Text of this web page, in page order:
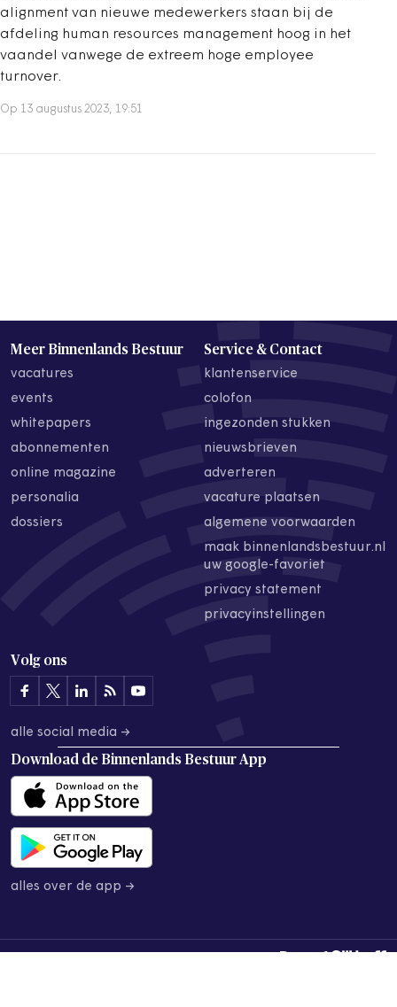
alignment van nieuwe medewerkers staan bij de
afdeling human resources management hoog in het
vaandel vanwege de extreem hoge employee
turnover.
Op 13 augustus 2023, 19:51
Meer Binnenlands Bestuur
vacatures
events
whitepapers
abonnementen
online magazine
personalia
dossiers
Service & Contact
klantenservice
colofon
ingezonden stukken
nieuwsbrieven
adverteren
vacature plaatsen
algemene voorwaarden
maak binnenlandsbestuur.nl
uw google-favoriet
privacy statement
privacyinstellingen
Volg ons
alle social media →
Download de Binnenlands Bestuur App
alles over de app →